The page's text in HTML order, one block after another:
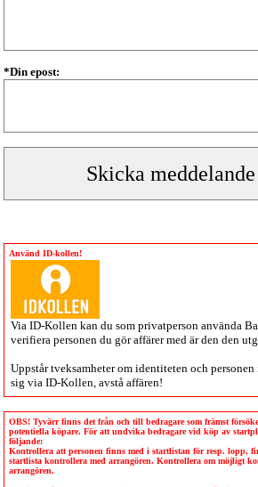
*Din epost:
Använd ID-kollen!
Via ID-Kollen kan du som privatperson använda
verifiera personen du gör affärer med är den den
Uppstår tveksamheter om identiteten och
sig via ID-Kollen , avstå affären!
OBS! Tyvärr finns det från och till bedragare som främst
potentiella köpare. För att undvika bedragare vid köp av
följande:
Kontrollera att personen finns med i startlistan för resp. lopp,
startlista kontrollera med arrangören. Kontrollera om möjligt
arrangören.